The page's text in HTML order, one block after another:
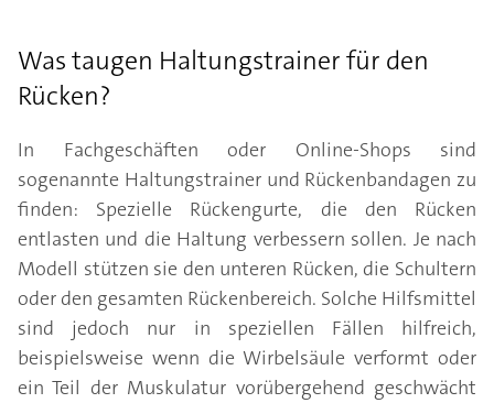
Was taugen Haltungstrainer für den
Rücken?
In Fachgeschäften oder Online-Shops sind
sogenannte Haltungstrainer und Rückenbandagen zu
finden: Spezielle Rückengurte, die den Rücken
entlasten und die Haltung verbessern sollen. Je nach
Modell stützen sie den unteren Rücken, die Schultern
oder den gesamten Rückenbereich. Solche Hilfsmittel
sind jedoch nur in speziellen Fällen hilfreich,
beispielsweise wenn die Wirbelsäule verformt oder
ein Teil der Muskulatur vorübergehend geschwächt